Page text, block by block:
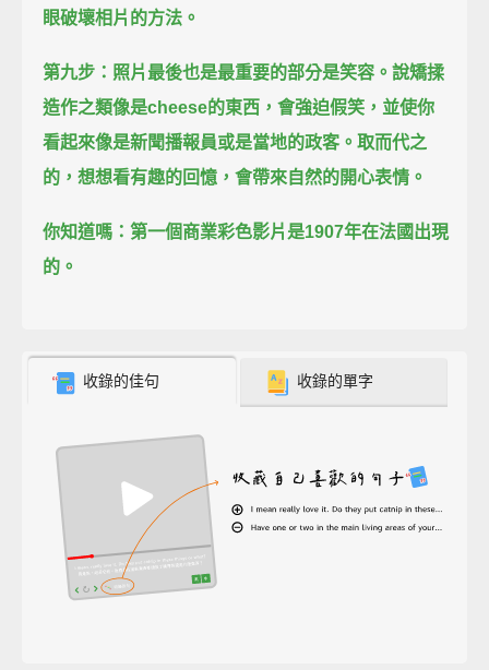
眼破壞相片的方法。
第九步：照片最後也是最重要的部分是笑容。說矯揉
造作之類像是cheese的東西，會強迫假笑， 並使你
看起來像是新聞播報員或是當地的政客。取而代之
的，想想看有趣的回憶，會帶來自然的開心表情。
你知道嗎：第一個商業彩色影片 是1907年在法國出現
的。
收錄的佳句 收錄的單字